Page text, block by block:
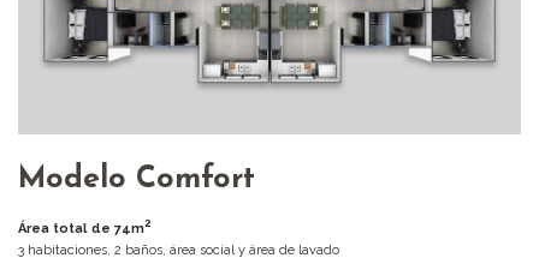
Modelo Comfort
Área total de 74m2
3 habitaciones, 2 baños, área social y área de lavado